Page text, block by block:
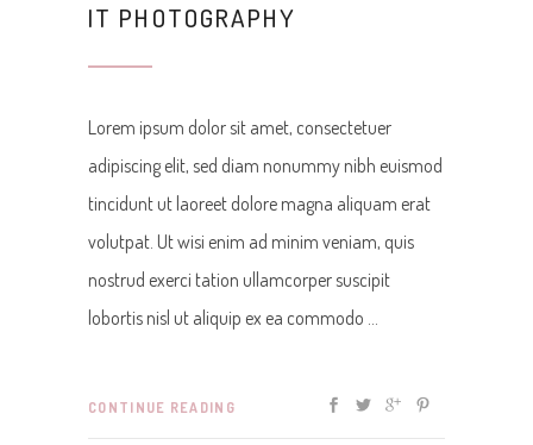
IT PHOTOGRAPHY
Lorem ipsum dolor sit amet, consectetuer
adipiscing elit, sed diam nonummy nibh euismod
tincidunt ut laoreet dolore magna aliquam erat
volutpat. Ut wisi enim ad minim veniam, quis
nostrud exerci tation ullamcorper suscipit
lobortis nisl ut aliquip ex ea commodo
CONTINUE READING